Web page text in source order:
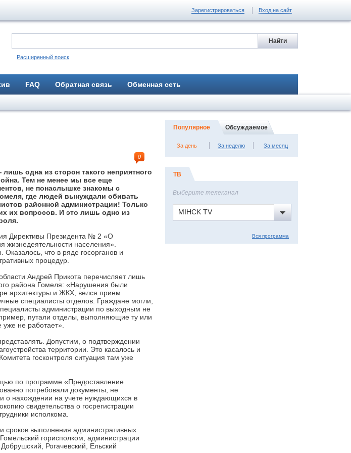
Зарегистрироваться Вход на сайт
Расширенный поиск
FAQ Обратная связь Обменная сеть
0
одна из сторон такого неприятного
Тем не менее мы все еще
не понаслышке знакомы с
где людей вынуждали обивать
районной администрации! Только
их вопросов. И это лишь одно из
Директивы Президента № 2 «О
жизнедеятельности населения».
что в ряде госорганов и
процедур.
Андрей Прикота перечисляет лишь
района Гомеля: «Нарушения были
архитектуры и ЖКХ, велся прием
специалисты отделов. Граждане могли,
администрации по выходным не
путали отделы, выполняющие ту или
не работает».
Допустим, о подтверждении
территории. Это касалось и
госконтроля ситуация там уже
по программе «Предоставление
потребовали документы, не
о нахождении на учете нуждающихся в
свидетельства о госрегистрации
исполкома.
выполнения административных
горисполком, администрации
Рогачевский, Ельский
Популярное Обсуждаемое
За день За неделю За месяц
ТВ
Выберите телеканал
MIHCK TV
Вся программа